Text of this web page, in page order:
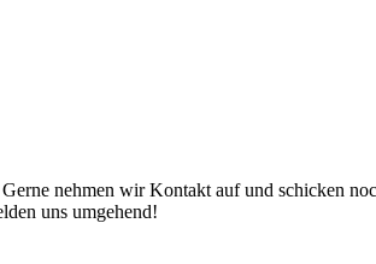
nehmen wir Kontakt auf und schicken
uns umgehend!